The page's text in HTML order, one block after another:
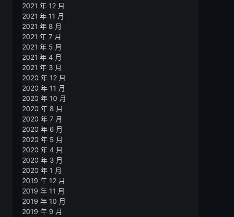
2021 年 12 月
2021 年 11 月
2021 年 8 月
2021 年 7 月
2021 年 5 月
2021 年 4 月
2021 年 3 月
2020 年 12 月
2020 年 11 月
2020 年 10 月
2020 年 8 月
2020 年 7 月
2020 年 6 月
2020 年 5 月
2020 年 4 月
2020 年 3 月
2020 年 1 月
2019 年 12 月
2019 年 11 月
2019 年 10 月
2019 年 9 月